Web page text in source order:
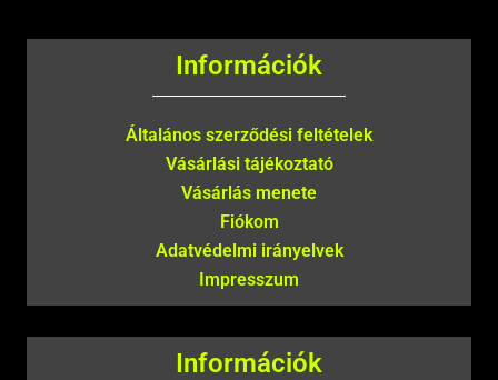
Információk
Általános szerződési feltételek
Vásárlási tájékoztató
Vásárlás menete
Fiókom
Adatvédelmi irányelvek
Impresszum
Információk